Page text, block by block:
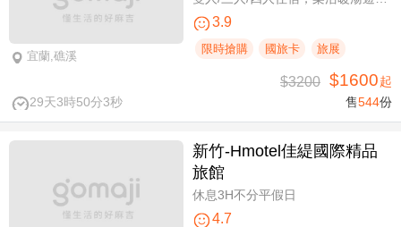
宜蘭,礁溪
3.9
限時搶購 國旅卡 旅展
29天3時50分3秒
$3200 $1600起
售544份
新竹-Hmotel佳緹國際精品
旅館
休息3H不分平假日
4.7